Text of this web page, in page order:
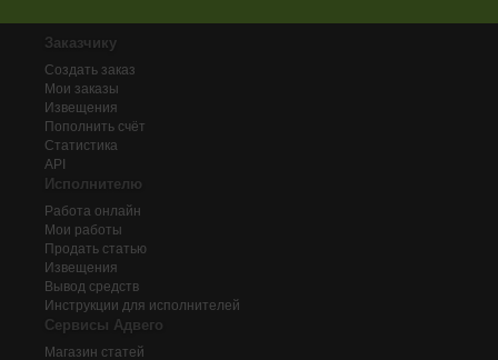
Заказчику
Создать заказ
Мои заказы
Извещения
Пополнить счёт
Статистика
API
Исполнителю
Работа онлайн
Мои работы
Продать статью
Извещения
Вывод средств
Инструкции для исполнителей
Сервисы Адвего
Магазин статей